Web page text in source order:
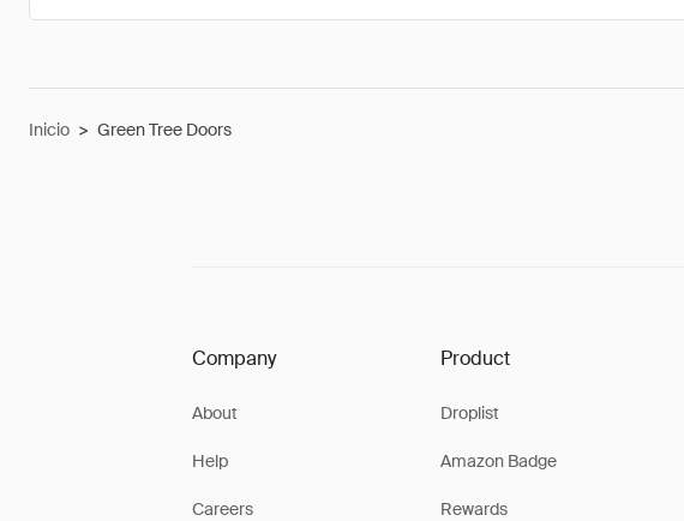
Inicio > Green Tree Doors
Company
About
Help
Careers
Product
Droplist
Amazon Badge
Rewards